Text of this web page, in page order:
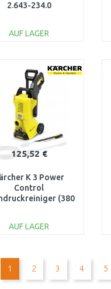
2.643-234.0
AUF LAGER
Vergleichen
125,52 €
K 3 Power
Control
(380
AUF LAGER
1 2 3 4 5